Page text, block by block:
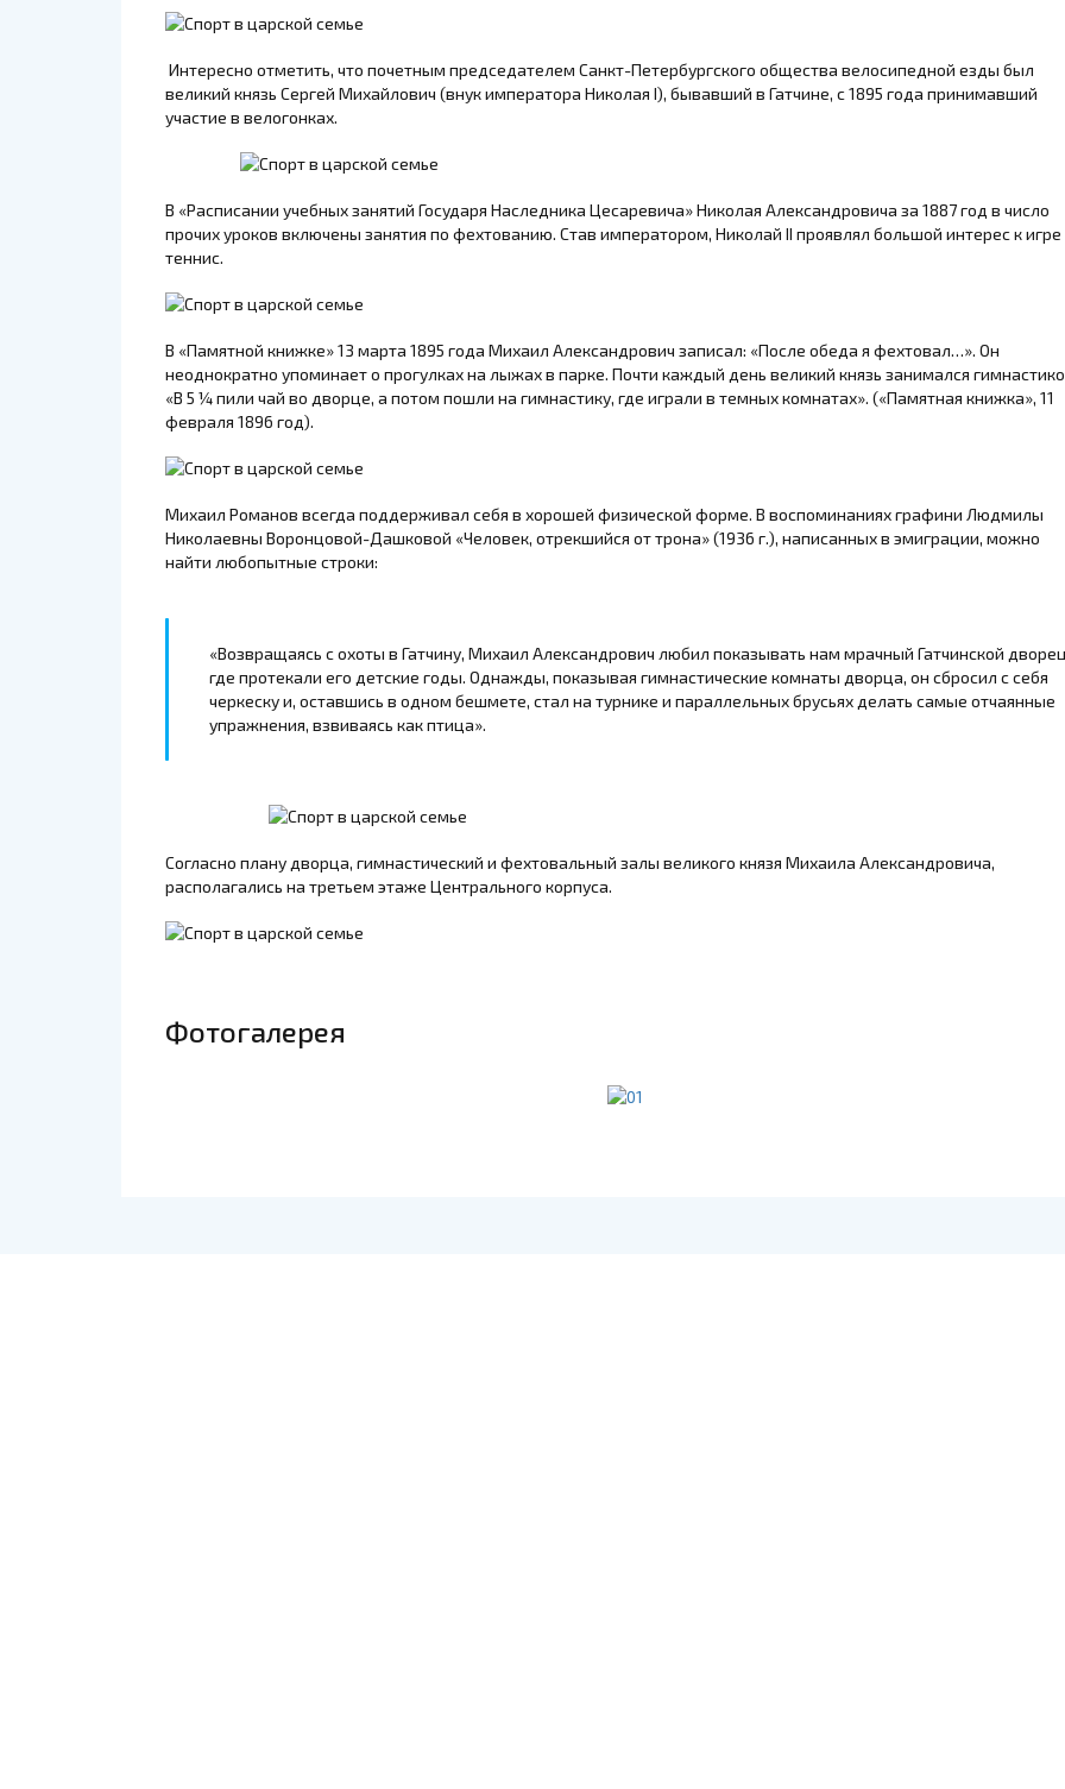
Интересно отметить, что почетным председателем Санкт-Петербургского общества велосипедной езды был
великий князь Сергей Михайлович (внук императора Николая I), бывавший в Гатчине, с 1895 года принимавший
участие в велогонках.
В «Расписании учебных занятий Государя Наследника Цесаревича» Николая Александровича за 1887 год в число
прочих уроков включены занятия по фехтованию. Став императором, Николай II проявлял большой интерес к игре
теннис.
В «Памятной книжке» 13 марта 1895 года Михаил Александрович записал: «После обеда я фехтовал…». Он
неоднократно упоминает о прогулках на лыжах в парке. Почти каждый день великий князь занимался
«В 5 ¼ пили чай во дворце, а потом пошли на гимнастику, где играли в темных комнатах». («Памятная книжка», 11
февраля 1896 год).
Михаил Романов всегда поддерживал себя в хорошей физической форме. В воспоминаниях графини Людмилы
Николаевны Воронцовой-Дашковой «Человек, отрекшийся от трона» (1936 г.), написанных в эмиграции, можно
найти любопытные строки:
«Возвращаясь с охоты в Гатчину, Михаил Александрович любил показывать нам мрачный Гатчинской
где протекали его детские годы. Однажды, показывая гимнастические комнаты дворца, он сбросил с себя
черкеску и, оставшись в одном бешмете, стал на турнике и параллельных брусьях делать самые отчаянные
упражнения, взвиваясь как птица».
Согласно плану дворца, гимнастический и фехтовальный залы великого князя Михаила Александровича,
располагались на третьем этаже Центрального корпуса.
Фотогалерея